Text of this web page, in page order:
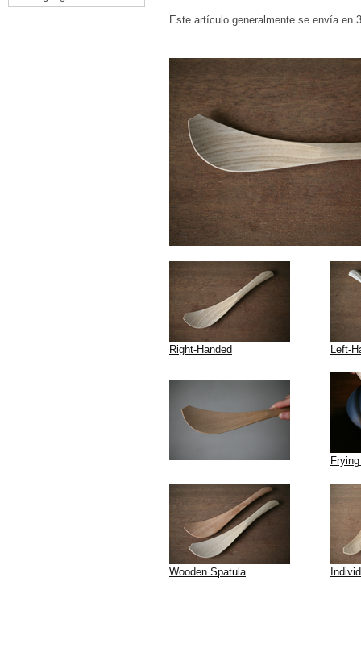
Este artículo generalmente se envía en
Right-Handed Left-
Wooden Spatula